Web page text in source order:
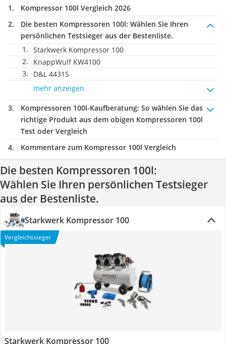
Kompressor 100l Vergleich 2026
Die besten Kompressoren 100l: Wählen Sie Ihren
persönlichen Testsieger aus der Bestenliste.
Starkwerk Kompressor 100
KnappWulf KW4100
D&L 44315
mehr anzeigen
Kompressoren 100l-Kaufberatung: So wählen Sie das
richtige Produkt aus dem obigen Kompressoren 100l
Test oder Vergleich
Kommentare zum Kompressor 100l Vergleich
Die besten Kompressoren 100l:
Wählen Sie Ihren persönlichen Testsieger
aus der Bestenliste.
Starkwerk Kompressor 100
Vergleichssieger
Starkwerk Kompressor 100